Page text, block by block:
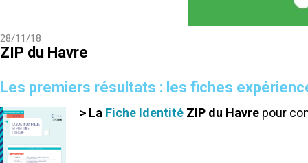
28/11/18
ZIP du Havre
Les premiers résultats : les fiches
> La Fiche Identité ZIP du Havre pour